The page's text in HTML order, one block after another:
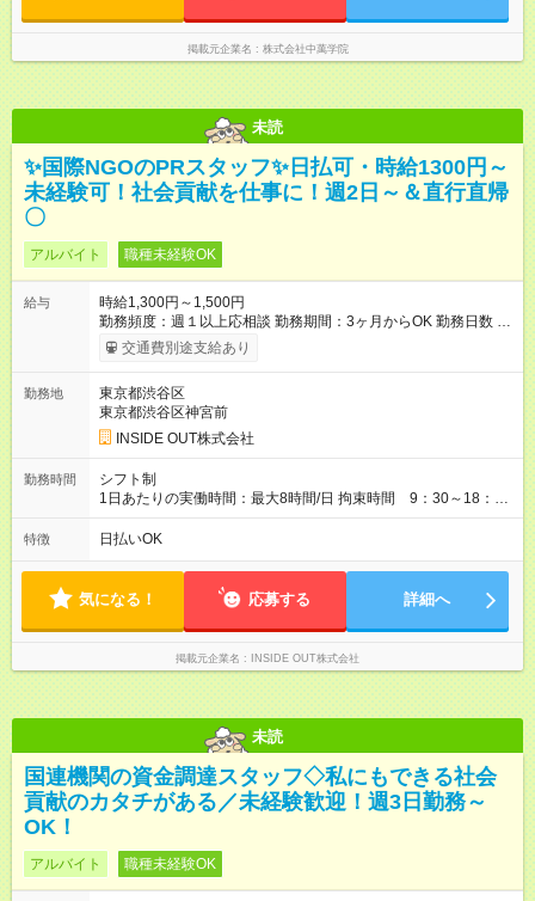
掲載元企業名 株式会社中萬学院
未読
✨国際NGOのPRスタッフ✨日払可・時給1300円～
未経験可！社会貢献を仕事に！週2日～＆直行直帰
〇
アルバイト 職種未経験OK
給与
時給1,300円～1,500円
勤務頻度：週１以上応相談 勤務期間：3ヶ月からOK 勤務日数 ●
週2以上希望（月によって週2以下でも相談可） 勤務時間 9:30～
18:00 休憩60分 シフト制、シフトは毎月毎に提出 ◎週1日、予
合が合わなければその週はお休みもOKです♪ 【試用期間】試用
期間あり 試用期間の長さ：1ヶ月 ※ 雇用形態と給与に、本採用
時と異なる部分があります。 雇用形態：本採用時と同じです。
給与：時給 1,250円 ～ 1,300円
交通費別途支給あり
勤務地
東京都渋谷区
東京都渋谷区神宮前
INSIDE OUT株式会社
勤務時間
シフト制
1日あたりの実働時間：最大8時間/日 拘束時間 9：30～18：
30（休憩1時間） ※準備と片付けの時間が各30分程度あり 実運
営時間 10:00～18：00 休憩時間は、シフトにより他のスタッ
特徴 日払いOK
気になる！ 応募する 詳細へ
掲載元企業名 INSIDE OUT株式会社
未読
国連機関の資金調達スタッフ◇私にもできる社会
貢献のカタチがある／未経験歓迎！週3日勤務～
OK！
アルバイト 職種未経験OK